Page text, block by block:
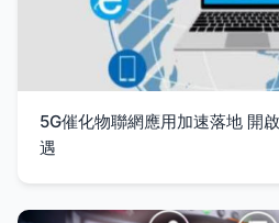
5G催化物聯網應用加速落地 開
遇